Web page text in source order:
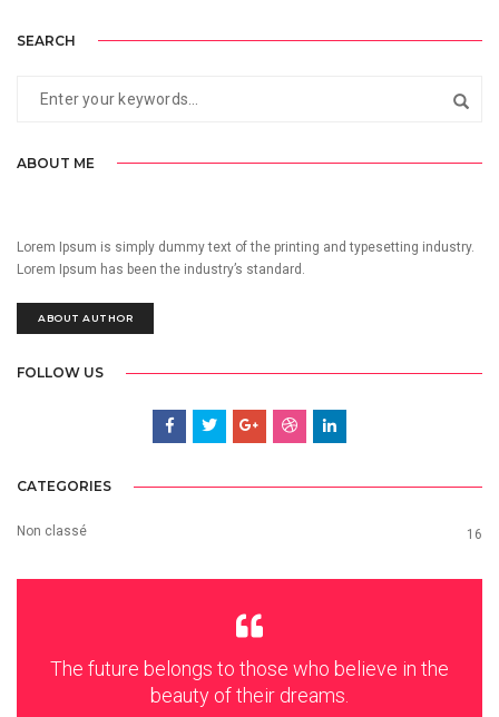
SEARCH
ABOUT ME
Lorem Ipsum is simply dummy text of the printing and typesetting industry.
Lorem Ipsum has been the industry’s standard.
ABOUT AUTHOR
FOLLOW US
CATEGORIES
Non classé 16
The future belongs to those who believe in the
beauty of their dreams.